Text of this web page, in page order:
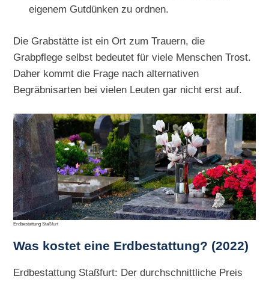
eigenem Gutdünken zu ordnen.
Die Grabstätte ist ein Ort zum Trauern, die
Grabpflege selbst bedeutet für viele Menschen Trost.
Daher kommt die Frage nach alternativen
Begräbnisarten bei vielen Leuten gar nicht erst auf.
Erdbestattung Staßfurt
Was kostet eine Erdbestattung? (2022)
Erdbestattung Staßfurt: Der durchschnittliche Preis